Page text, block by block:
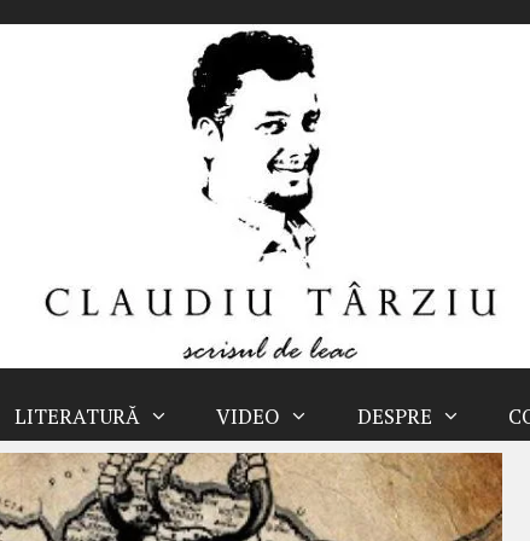
LITERATURĂ VIDEO DESPRE